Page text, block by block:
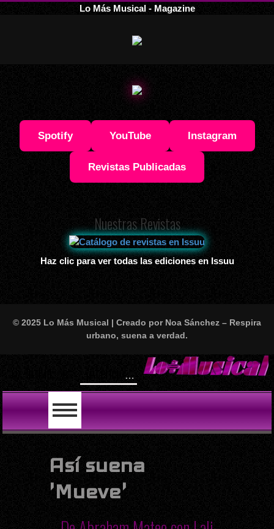
Lo Más Musical - Magazine
Spotify YouTube Instagram
Revistas Publicadas
Nuestras Revistas
Haz clic para ver todas las ediciones en Issuu
© 2025 Lo Más Musical | Creado por Noa Sánchez – Respira
urbano, suena a verdad.
LO ÚLTIMO ¡Atención, amantes del perreo y el buen rollo!
Así suena
'Mueve'